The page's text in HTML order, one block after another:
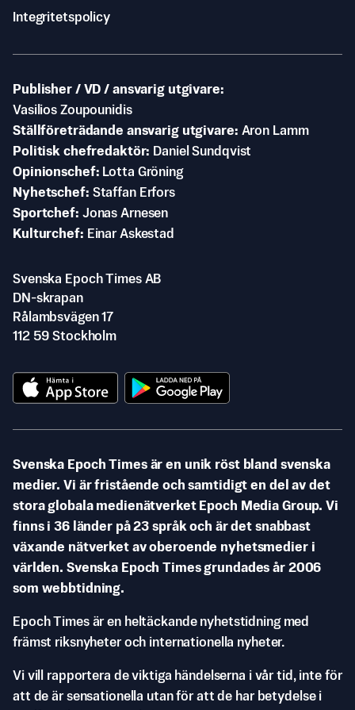
Integritetspolicy
Publisher / VD / ansvarig utgivare
Vasilios Zoupounidis
Ställföreträdande ansvarig utgivare Aron Lamm
Politisk chefredaktör
Daniel Sundqvist
Opinionschef
Lotta Gröning
Nyhetschef Staffan Erfors
Sportchef Jonas Arnesen
Kulturchef
Einar Askestad
Svenska Epoch Times AB
DN-skrapan
Rålambsvägen 17
112 59 Stockholm
Svenska Epoch Times är en unik röst bland svenska
medier. Vi är fristående och samtidigt en del av det
stora globala medienätverket Epoch Media Group. Vi
finns i 36 länder på 23 språk och är det snabbast
växande nätverket av oberoende nyhetsmedier i
världen. Svenska Epoch Times grundades år 2006
som webbtidning.
Epoch Times är en heltäckande nyhetstidning med
främst riksnyheter och internationella nyheter.
Vi vill rapportera de viktiga händelserna i vår tid, inte för
att de är sensationella utan för att de har betydelse i